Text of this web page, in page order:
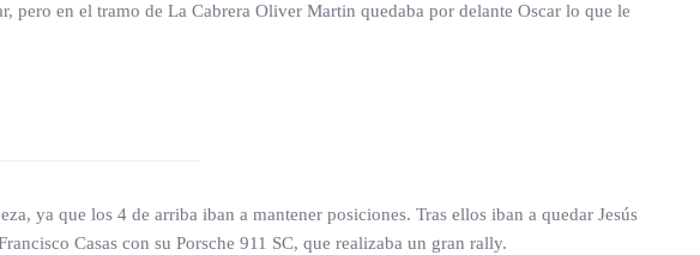
pero en el tramo de La Cabrera Oliver Martin quedaba por delante Oscar lo que le
ya que los 4 de arriba iban a mantener posiciones. Tras ellos iban a quedar Jesús
Casas con su Porsche 911 SC, que realizaba un gran rally.